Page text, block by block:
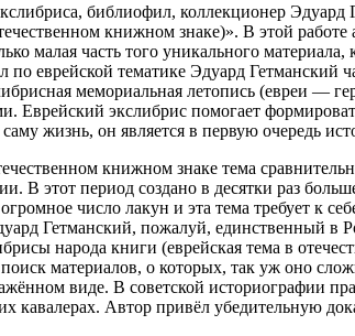
библиофил, коллекционер
книжном знаке)». В этой
малая часть того уникального
по еврейской тематике Эдуард Гетманский
мемориальная летопись (евреи —
Еврейский экслибрис помогает
саму жизнь, он является в первую очередь
книжном знаке тема
В этот период создано в десятки раз
число лакун и эта тема требует к
Гетманский, пожалуй, единственный в
народа книги (еврейская тема в
материалов, о которых, так уж оно
виде. В советской историографии
кавалерах. Автор привёл убедительную